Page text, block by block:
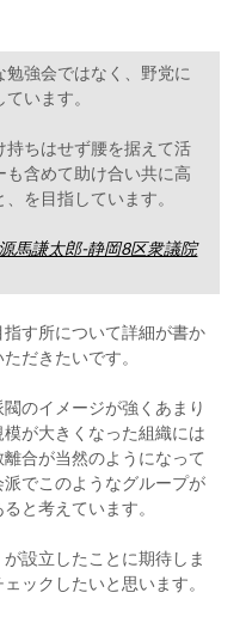
強会ではなく、野党に
います。
ちはせず腰を据えて活
含めて助け合い共に高
を目指しています。
馬謙太郎-静岡8区衆議院
す所について詳細が書か
だきたいです。
のイメージが強くあまり
が大きくなった組織には
合が当然のようになって
でこのようなグループが
と考えています。
設立したことに期待しま
ックしたいと思います。